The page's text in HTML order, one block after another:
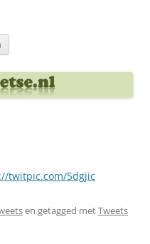
twitpic.com/5dgjic
en getagged metTweets